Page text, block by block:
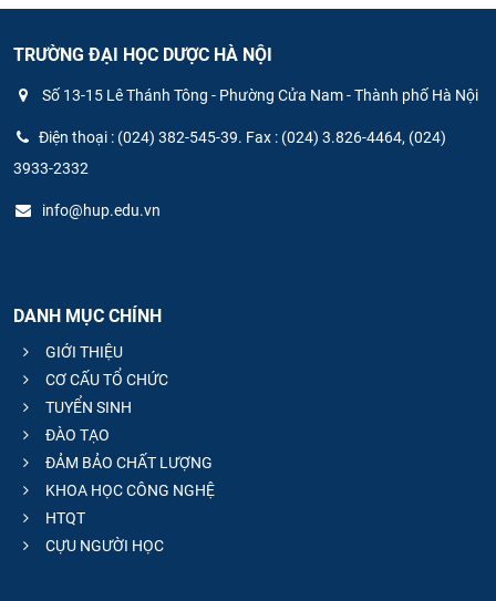
TRƯỜNG ĐẠI HỌC DƯỢC HÀ NỘI
Số 13-15 Lê Thánh Tông - Phường Cửa Nam - Thành phố Hà Nội
Điện thoại : (024) 382-545-39. Fax : (024) 3.826-4464, (024)
3933-2332
info@hup.edu.vn
DANH MỤC CHÍNH
GIỚI THIỆU
CƠ CẤU TỔ CHỨC
TUYỂN SINH
ĐÀO TẠO
ĐẢM BẢO CHẤT LƯỢNG
KHOA HỌC CÔNG NGHỆ
HTQT
CỰU NGƯỜI HỌC